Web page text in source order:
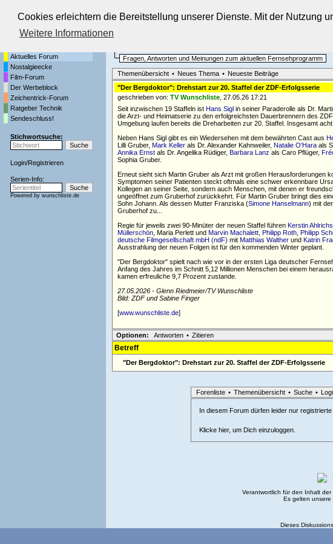
Cookies erleichtern die Bereitstellung unserer Dienste. Mit der Nutzung
Weitere Informationen
Die Fernseh-Diskussionsforen von
Aktuelles Forum
Nostalgieecke
Film-Forum
Der Werbeblock
Zeichentrick-Forum
Ratgeber Technik
Sendeschluss!
Stichwortsuche:
Login/Registrieren
Serien-Info:
Powered by wunschliste.de
Fragen, Antworten und Meinungen zum aktuellen Fernsehprogramm
Themenübersicht • Neues Thema • Neueste Beiträge
"Der Bergdoktor": Drehstart zur 20. Staffel der ZDF-Erfolgsserie
geschrieben von: TV Wunschliste, 27.05.26 17:21
Seit inzwischen 19 Staffeln ist Hans Sigl in seiner Paraderolle als Dr.
die Arzt- und Heimatserie zu den erfolgreichsten Dauerbrennern des
Umgebung laufen bereits die Dreharbeiten zur 20. Staffel. Insgesamt
Neben Hans Sigl gibt es ein Wiedersehen mit dem bewährten Cast aus
Lilli Gruber, Mark Keller als Dr. Alexander Kahnweiler, Natalie O'Hara als
Annika Ernst als Dr. Angelika Rüdiger, Barbara Lanz als Caro Pflüger,
Sophia Gruber.
Erneut sieht sich Martin Gruber als Arzt mit großen Herausforderungen
Symptomen seiner Patienten steckt oftmals eine schwer erkennbare
Kollegen an seiner Seite, sondern auch Menschen, mit denen er
ungeöffnet zum Gruberhof zurückkehrt. Für Martin Gruber bringt dies
Sohn Johann. Als dessen Mutter Franziska (Simone Hanselmann) mit
Gruberhof zu...
Regie für jeweils zwei 90-Minüter der neuen Staffel führen Kerstin Ahlrichs
Müllerschön, Maria Perlett und Marvin Machalett, Philipp Roth, Philipp
deutsche Filmgesellschaft mbH (ndF) mit Matthias Walther und Katrin
Ausstrahlung der neuen Folgen ist für den kommenden Winter geplant.
"Der Bergdoktor" spielt nach wie vor in der ersten Liga deutscher
Anfang des Jahres im Schnitt 5,12 Millionen Menschen bei einem
kamen erfreuliche 9,7 Prozent zustande.
27.05.2026 - Glenn Riedmeier/TV Wunschliste
Bild: ZDF und Sabine Finger
[www.wunschliste.de]
Optionen: Antworten • Zitieren
Betreff
"Der Bergdoktor": Drehstart zur 20. Staffel der ZDF-Erfolgsserie
Forenliste • Themenübersicht • Suche •
In diesem Forum dürfen leider nur
Klicke hier, um Dich einzuloggen.
Verantwortlich für den Inhalt
Es gelten unsere
Dieses